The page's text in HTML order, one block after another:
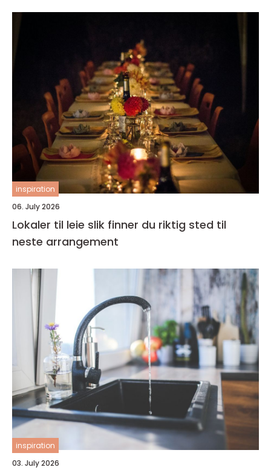
inspiration
06. July 2026
Lokaler til leie slik finner du riktig sted til
neste arrangement
inspiration
03. July 2026